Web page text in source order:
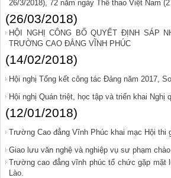
26/3/2018), 72 năm ngày Thể thao Việt Nam
(26/03/2018)
HỘI NGHỊ CÔNG BỐ QUYẾT ĐỊNH SÁP
TRƯỜNG CAO ĐẲNG VĨNH PHÚC
(14/02/2018)
Hội nghị Tổng kết công tác Đảng năm 2017,
Hội nghị Quán triệt, học tập và triển khai
(12/01/2018)
Trường Cao đẳng Vĩnh Phúc khai mạc Hội thi
Giao lưu văn nghệ và nghiệp vụ sư phạm
Trường cao đẳng vĩnh phúc tổ chức gặp mặt
Lào.